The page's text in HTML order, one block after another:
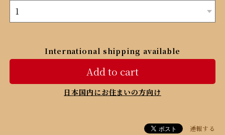
International shipping available
Add to cart
日本国内にお住まいの方向け
通報する